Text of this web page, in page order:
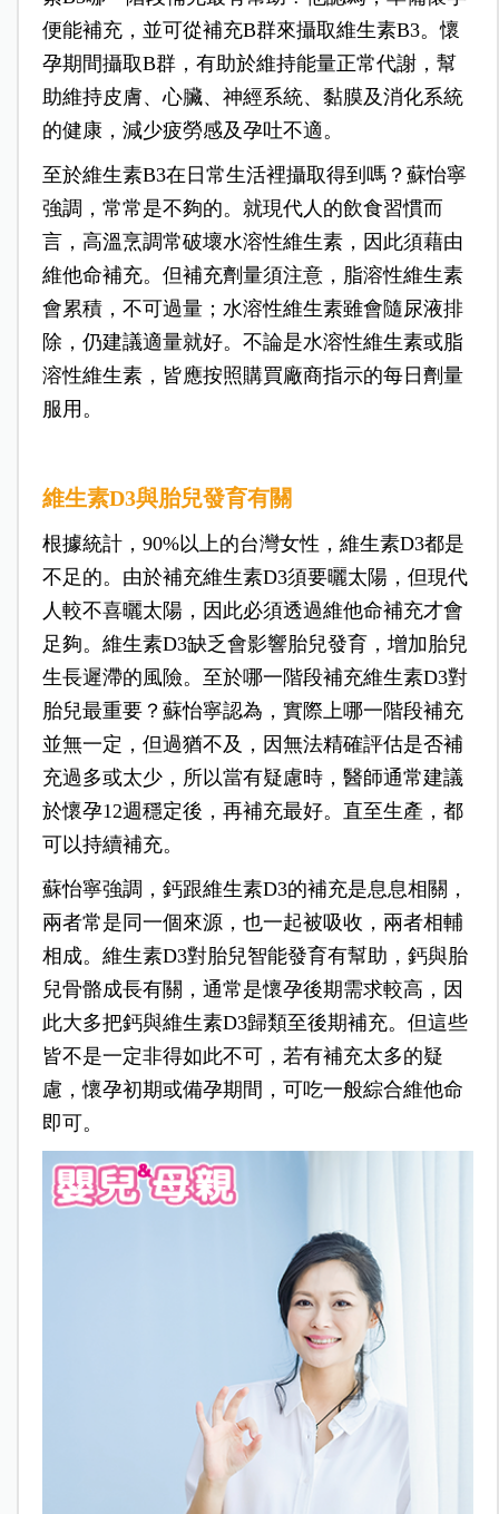
便能補充，並可從補充B群來攝取維生素B3。懷
孕期間攝取B群，有助於維持能量正常代謝，幫
助維持皮膚、心臟、神經系統、黏膜及消化系統
的健康，減少疲勞感及孕吐不適。
至於維生素B3在日常生活裡攝取得到嗎？蘇怡寧
強調，常常是不夠的。就現代人的飲食習慣而
言，高溫烹調常破壞水溶性維生素，因此須藉由
維他命補充。但補充劑量須注意，脂溶性維生素
會累積，不可過量；水溶性維生素雖會隨尿液排
除，仍建議適量就好。不論是水溶性維生素或脂
溶性維生素，皆應按照購買廠商指示的每日劑量
服用。
維生素D3與胎兒發育有關
根據統計，90%以上的台灣女性，維生素D3都是
不足的。由於補充維生素D3須要曬太陽，但現代
人較不喜曬太陽，因此必須透過維他命補充才會
足夠。維生素D3缺乏會影響胎兒發育，增加胎兒
生長遲滯的風險。至於哪一階段補充維生素D3對
胎兒最重要？蘇怡寧認為，實際上哪一階段補充
並無一定，但過猶不及，因無法精確評估是否補
充過多或太少，所以當有疑慮時，醫師通常建議
於懷孕12週穩定後，再補充最好。直至生產，都
可以持續補充。
蘇怡寧強調，鈣跟維生素D3的補充是息息相關，
兩者常是同一個來源，也一起被吸收，兩者相輔
相成。維生素D3對胎兒智能發育有幫助，鈣與胎
兒骨骼成長有關，通常是懷孕後期需求較高，因
此大多把鈣與維生素D3歸類至後期補充。但這些
皆不是一定非得如此不可，若有補充太多的疑
慮，懷孕初期或備孕期間，可吃一般綜合維他命
即可。